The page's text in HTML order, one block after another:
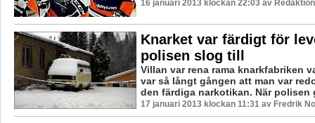
16 januari 2013 klockan 22:03 av
Knarket var färdigt för
polisen slog till
Villan var rena rama knarkfabriken
var så långt gången att man var
den färdiga narkotikan. När polisen
17 januari 2013 klockan 11:31 av Fredrik